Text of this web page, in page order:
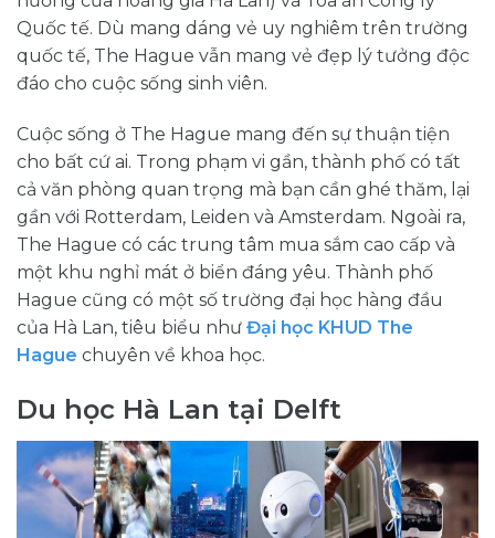
Quốc tế. Dù mang dáng vẻ uy nghiêm trên trường
quốc tế, The Hague vẫn mang vẻ đẹp lý tưởng độc
đáo cho cuộc sống sinh viên.
Cuộc sống ở The Hague mang đến sự thuận tiện
cho bất cứ ai. Trong phạm vi gần, thành phố có tất
cả văn phòng quan trọng mà bạn cần ghé thăm, lại
gần với Rotterdam, Leiden và Amsterdam. Ngoài ra,
The Hague có các trung tâm mua sắm cao cấp và
một khu nghỉ mát ở biển đáng yêu. Thành phố
Hague cũng có một số trường đại học hàng đầu
của Hà Lan, tiêu biểu như Đại học KHUD The
Hague chuyên về khoa học.
Du học Hà Lan tại Delft